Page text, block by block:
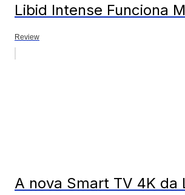
Libid Intense Funciona
Review
A nova Smart TV 4K da